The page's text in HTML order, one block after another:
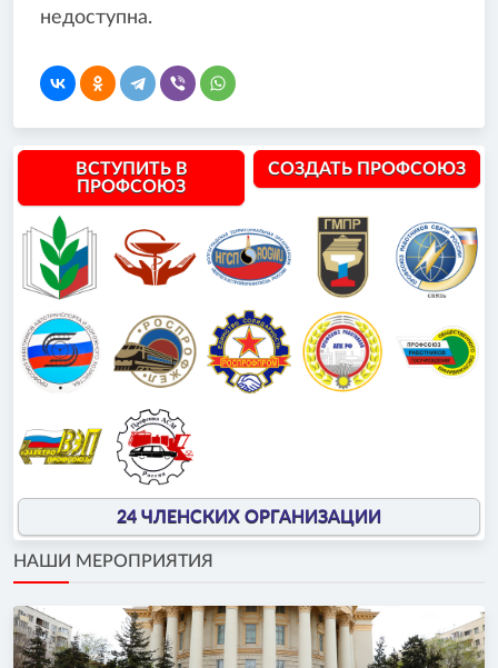
недоступна.
ВСТУПИТЬ В
ПРОФСОЮЗ
СОЗДАТЬ ПРОФСОЮЗ
24 ЧЛЕНСКИХ ОРГАНИЗАЦИИ
НАШИ МЕРОПРИЯТИЯ